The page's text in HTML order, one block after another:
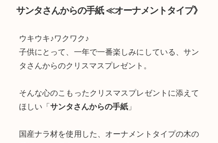
サンタさんからの手紙 ≪オーナメントタイプ》
ウキウキ♪ワクワク♪
子供にとって、一年で一番楽しみにしている、サン
タさんからのクリスマスプレゼント。
そんな心のこもったクリスマスプレゼントに添えて
ほしい「 サンタさんからの手紙」
国産ナラ材を使用した、オーナメントタイプの木の